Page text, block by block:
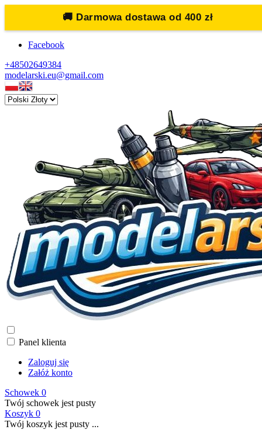
🚚 Darmowa dostawa od 400 zł
Facebook
+48502649384
modelarski.eu@gmail.com
Panel klienta
Zaloguj się
Załóż konto
Schowek 0
Twój schowek jest pusty
Koszyk 0
Twój koszyk jest pusty ...